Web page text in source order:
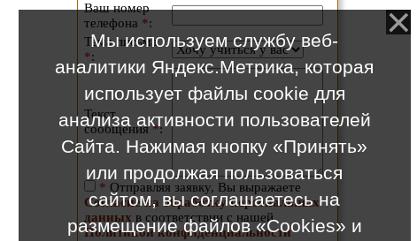
Ваш номер
телефона *:
Тема письма
*:
Текст
сообщения*:
* Отправляя заявку, Вы выражаете
Согласие на обработку персональных
данных в соответствии с нашей
Политикой конфиденциальности
Мы используем службу веб-
аналитики Яндекс.Метрика, которая
использует файлы cookie для
анализа активности пользователей
Сайта. Нажимая кнопку «Принять»
или продолжая пользоваться
сайтом, вы соглашаетесь на
размещение файлов «Cookies» и